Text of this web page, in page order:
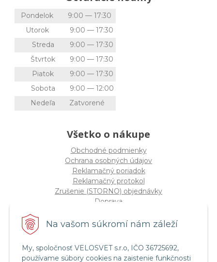
Na vašom súkromí nám záleží
My, spoločnosť VELOSVET s.r.o, IČO 36725692,
používame súbory cookies na zaistenie funkčnosti
Pondelok
9:00 — 17:30
Utorok
9:00 — 17:30
Streda
9:00 — 17:30
Štvrtok
9:00 — 17:30
Piatok
9:00 — 17:30
Sobota
9:00 — 12:00
Nedeľa
Zatvorené
Všetko o nákupe
Obchodné podmienky
Ochrana osobných údajov
Reklamačný poriadok
Reklamačný protokol
Zrušenie (STORNO) objednávky
Doprava
Štatút súťaže "Vianoce 2025"
Servis a služby